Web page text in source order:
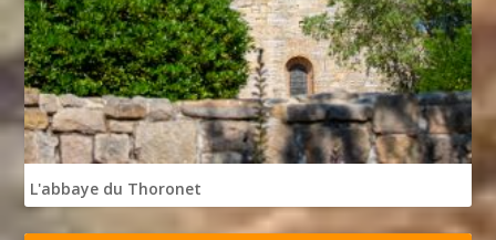
L'abbaye du Thoronet